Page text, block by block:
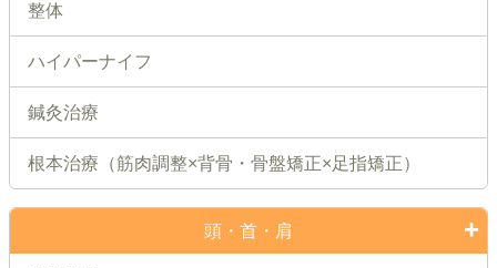
整体
ハイパーナイフ
鍼灸治療
根本治療（筋肉調整×背骨・骨盤矯正×足指矯正）
頭・首・肩